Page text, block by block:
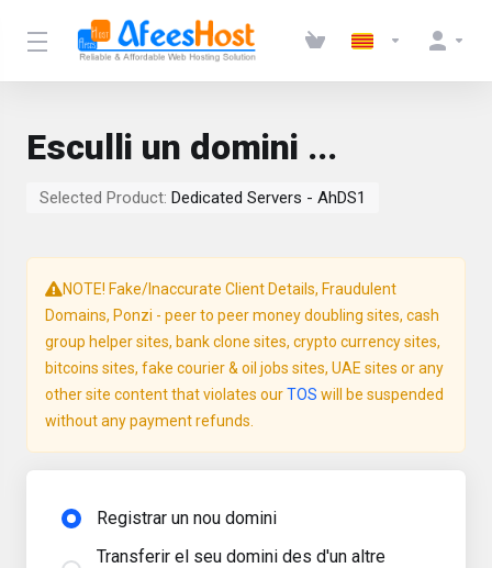
Esculli un domini ...
Selected Product: Dedicated Servers - AhDS1
NOTE! Fake/Inaccurate Client Details, Fraudulent
Domains, Ponzi - peer to peer money doubling sites, cash
group helper sites, bank clone sites, crypto currency sites,
bitcoins sites, fake courier & oil jobs sites, UAE sites or any
other site content that violates ourTOS will be suspended
without any payment refunds.
Registrar un nou domini
Transferir el seu domini des d'un altre